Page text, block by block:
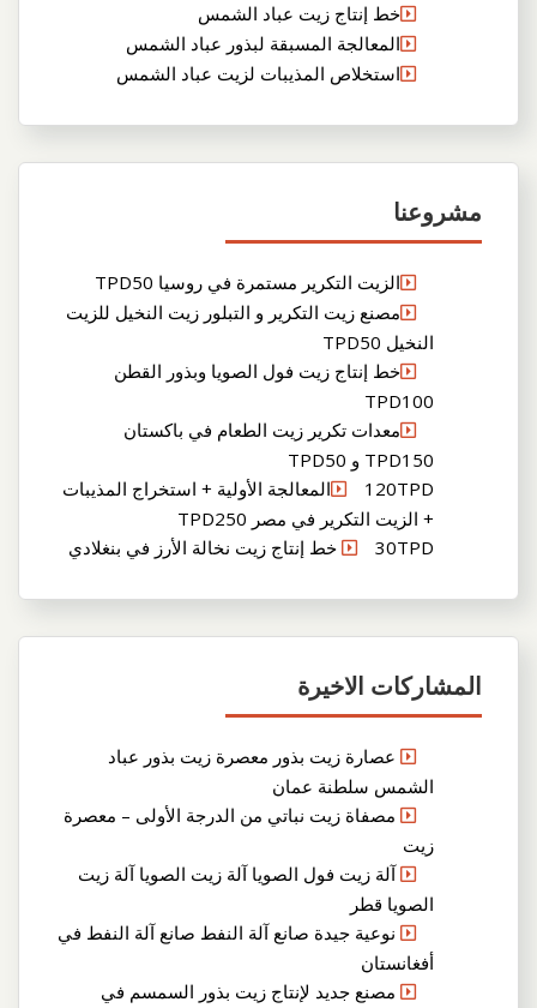
خط إنتاج زيت عباد الشمس
المعالجة المسبقة لبذور عباد الشمس
استخلاص المذيبات لزيت عباد الشمس
مشروعنا
الزيت التكرير مستمرة في روسيا TPD50
مصنع زيت التكرير و التبلور زيت النخيل للزيت
النخيل TPD50
خط إنتاج زيت فول الصويا وبذور القطن
TPD100
معدات تكرير زيت الطعام في باكستان
TPD150 و TPD50
120TPDالمعالجة الأولية + استخراج المذيبات
+ الزيت التكرير في مصر TPD250
30TPD خط إنتاج زيت نخالة الأرز في بنغلادي
المشاركات الاخيرة
عصارة زيت بذور معصرة زيت بذور عباد
الشمس سلطنة عمان
مصفاة زيت نباتي من الدرجة الأولى – معصرة
زيت
آلة زيت فول الصويا آلة زيت الصويا آلة زيت
الصويا قطر
نوعية جيدة صانع آلة النفط صانع آلة النفط في
أفغانستان
مصنع جديد لإنتاج زيت بذور السمسم في